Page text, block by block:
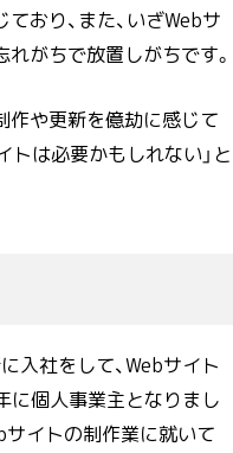
おり、また、いざWebサ
がちで放置しがちです。
作や更新を億劫に感じて
トは必要かもしれない」と
入社をして、Webサイト
に個人事業主となりまし
サイトの制作業に就いて